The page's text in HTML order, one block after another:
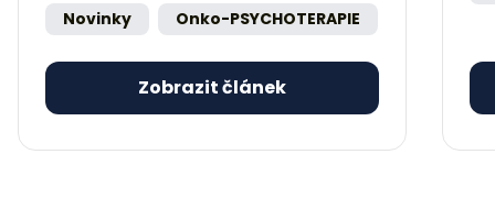
Novinky Onko-PSYCHOTERAPIE
Zobrazit článek